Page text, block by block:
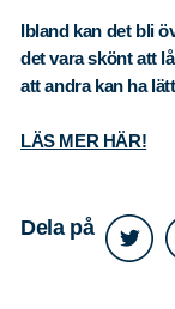
Ibland kan det bli
det vara skönt att
att andra kan ha
LÄS MER HÄR!
Dela på